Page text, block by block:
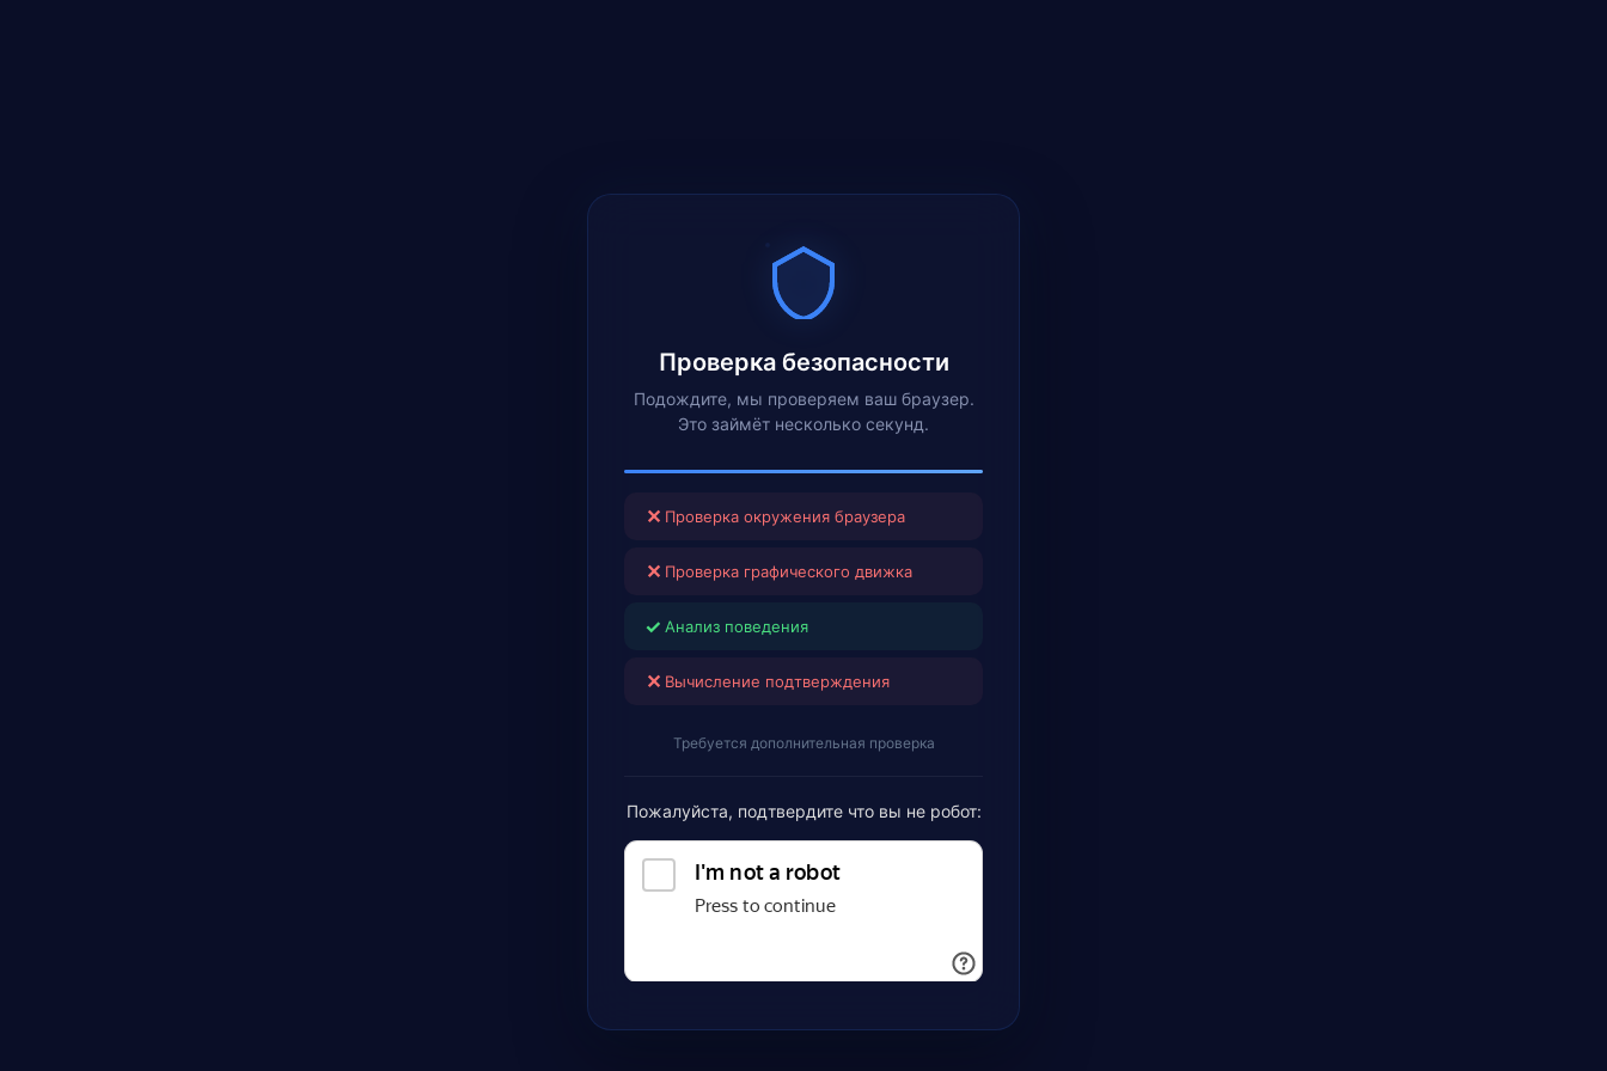
Проверка безопасности
Подождите, мы проверяем ваш браузер.
Это займёт несколько секунд.
✕ Проверка окружения браузера
✕ Проверка графического движка
✓ Анализ поведения
✕ Вычисление подтверждения
Требуется дополнительная проверка
Пожалуйста, подтвердите что вы не робот: